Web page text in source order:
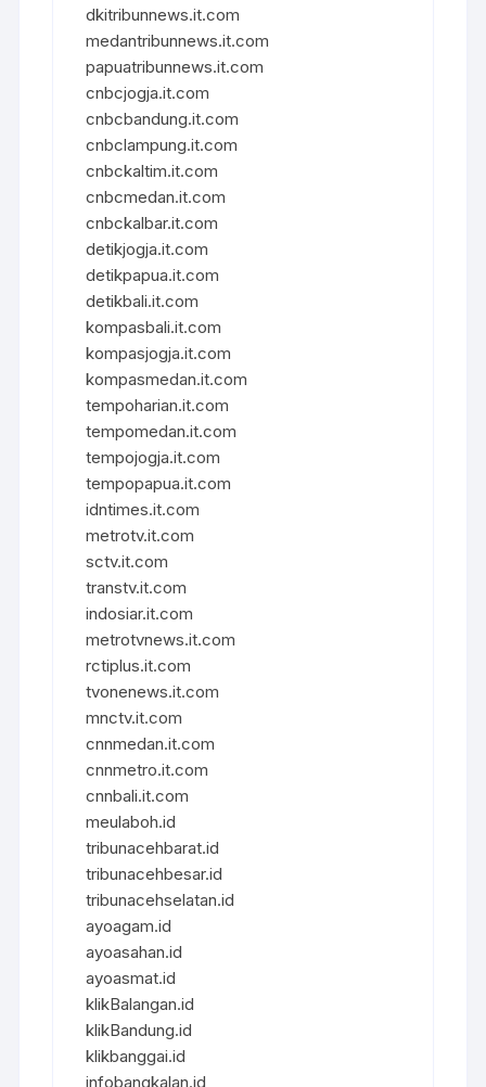
dkitribunnews.it.com
medantribunnews.it.com
papuatribunnews.it.com
cnbcjogja.it.com
cnbcbandung.it.com
cnbclampung.it.com
cnbckaltim.it.com
cnbcmedan.it.com
cnbckalbar.it.com
detikjogja.it.com
detikpapua.it.com
detikbali.it.com
kompasbali.it.com
kompasjogja.it.com
kompasmedan.it.com
tempoharian.it.com
tempomedan.it.com
tempojogja.it.com
tempopapua.it.com
idntimes.it.com
metrotv.it.com
sctv.it.com
transtv.it.com
indosiar.it.com
metrotvnews.it.com
rctiplus.it.com
tvonenews.it.com
mnctv.it.com
cnnmedan.it.com
cnnmetro.it.com
cnnbali.it.com
meulaboh.id
tribunacehbarat.id
tribunacehbesar.id
tribunacehselatan.id
ayoagam.id
ayoasahan.id
ayoasmat.id
klikBalangan.id
klikBandung.id
klikbanggai.id
infobangkalan.id